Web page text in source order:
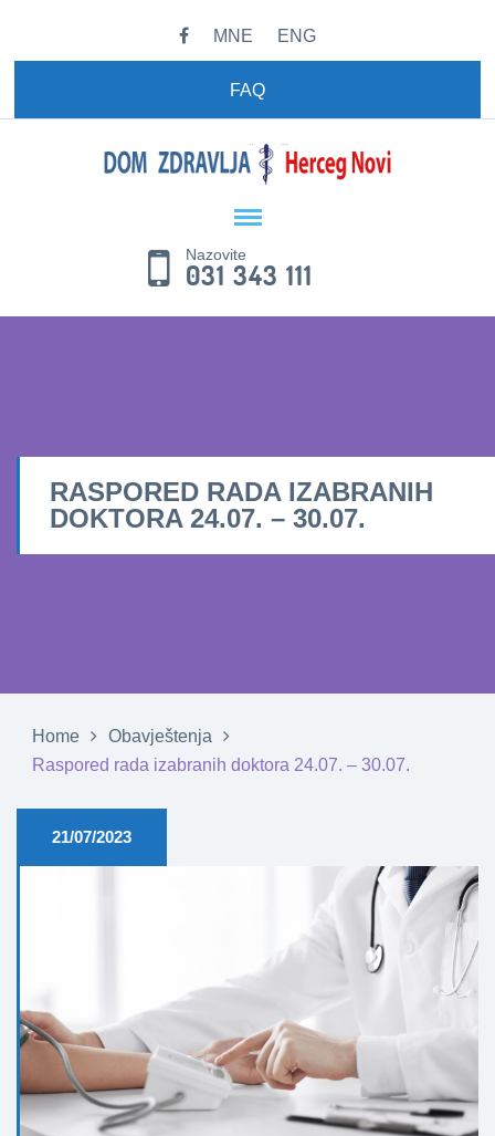
MNE ENG
FAQ
Nazovite
031 343 111
RASPORED RADA IZABRANIH
DOKTORA 24.07. – 30.07.
Home
Obavještenja
Raspored rada izabranih doktora 24.07. – 30.07.
21/07/2023